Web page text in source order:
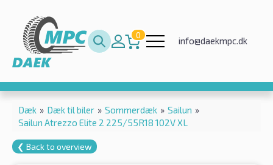
0
info@daekmpc.dk
Dæk » Dæk til biler » Sommerdæk » Sailun »
Sailun Atrezzo Elite 2 225/55R18 102V XL
❮ Back to overview